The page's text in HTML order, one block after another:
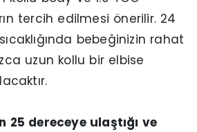
tercih edilmesi önerilir. 24
bebeğinizin rahat
uzun kollu bir elbise
25 dereceye ulaştığı ve